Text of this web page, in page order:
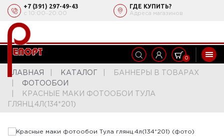
+7 (391) 297-49-43
с 10:00‒20:00
ГДЕ КУПИТЬ?
Адреса магазинов
0
ГЛАВНАЯ КАТАЛОГ
БАННЕРЫ В ТОВАРАХ
ФОТООБОИ
КРАСНЫЕ МАКИ ФОТООБОИ ТУЛА
ГЛЯНЦ.4Л(134*201)